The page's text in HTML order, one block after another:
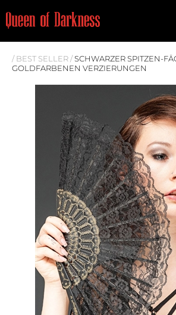
Neuheiten
Frauen
Männer
Plus Size
Store Leipzig
Accessoires
Sale
/ BEST SELLER/SCHWARZER SPITZEN-
GOLDFARBENEN VERZIERUNGEN